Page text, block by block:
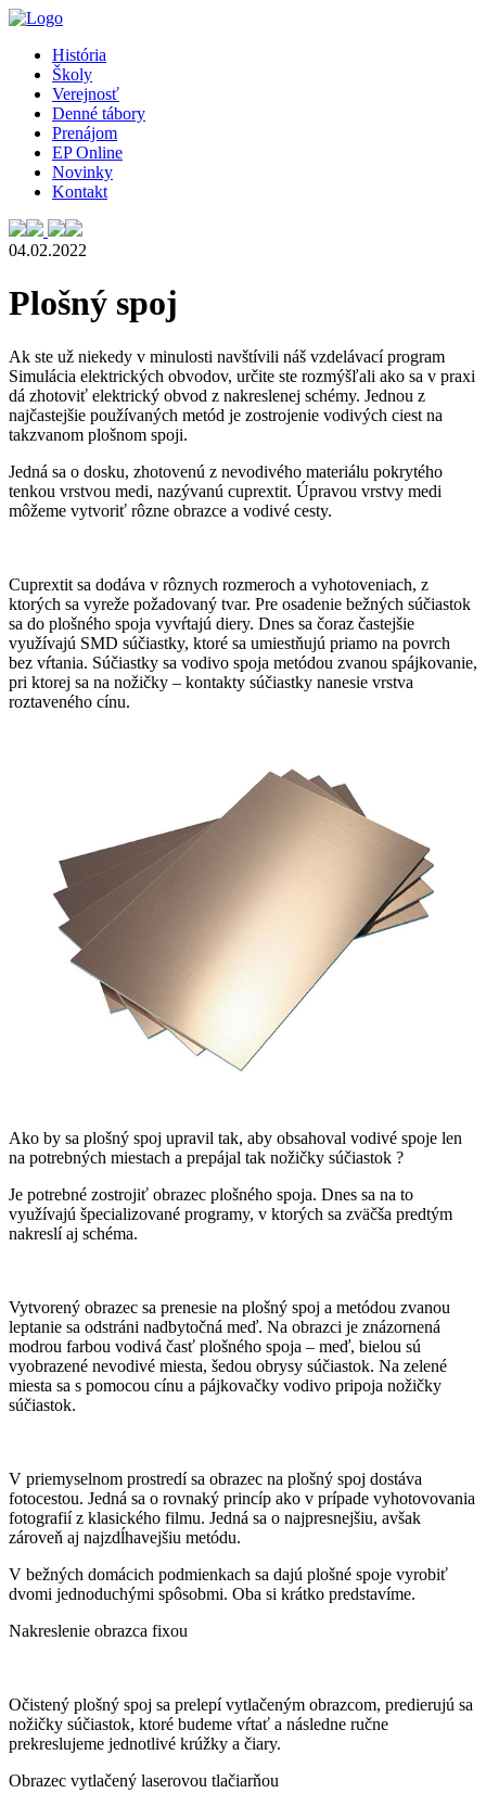
História
Školy
Verejnosť
Denné tábory
Prenájom
EP Online
Novinky
Kontakt
04.02.2022
Plošný spoj
Ak ste už niekedy v minulosti navštívili náš vzdelávací program
Simulácia elektrických obvodov, určite ste rozmýšľali ako sa v praxi
dá zhotoviť elektrický obvod z nakreslenej schémy. Jednou z
najčastejšie používaných metód je zostrojenie vodivých ciest na
takzvanom plošnom spoji.
Jedná sa o dosku, zhotovenú z nevodivého materiálu pokrytého
tenkou vrstvou medi, nazývanú cuprextit. Úpravou vrstvy medi
môžeme vytvoriť rôzne obrazce a vodivé cesty.
Cuprextit sa dodáva v rôznych rozmeroch a vyhotoveniach, z
ktorých sa vyreže požadovaný tvar. Pre osadenie bežných súčiastok
sa do plošného spoja vyvŕtajú diery. Dnes sa čoraz častejšie
využívajú SMD súčiastky, ktoré sa umiestňujú priamo na povrch
bez vŕtania. Súčiastky sa vodivo spoja metódou zvanou spájkovanie,
pri ktorej sa na nožičky – kontakty súčiastky nanesie vrstva
roztaveného cínu.
Ako by sa plošný spoj upravil tak, aby obsahoval vodivé spoje len
na potrebných miestach a prepájal tak nožičky súčiastok ?
Je potrebné zostrojiť obrazec plošného spoja. Dnes sa na to
využívajú špecializované programy, v ktorých sa zväčša predtým
nakreslí aj schéma.
Vytvorený obrazec sa prenesie na plošný spoj a metódou zvanou
leptanie sa odstráni nadbytočná meď. Na obrazci je znázornená
modrou farbou vodivá časť plošného spoja – meď, bielou sú
vyobrazené nevodivé miesta, šedou obrysy súčiastok. Na zelené
miesta sa s pomocou cínu a pájkovačky vodivo pripoja nožičky
súčiastok.
V priemyselnom prostredí sa obrazec na plošný spoj dostáva
fotocestou. Jedná sa o rovnaký princíp ako v prípade vyhotovovania
fotografií z klasického filmu. Jedná sa o najpresnejšiu, avšak
zároveň aj najzdĺhavejšiu metódu.
V bežných domácich podmienkach sa dajú plošné spoje vyrobiť
dvomi jednoduchými spôsobmi. Oba si krátko predstavíme.
Nakreslenie obrazca fixou
Očistený plošný spoj sa prelepí vytlačeným obrazcom, predierujú sa
nožičky súčiastok, ktoré budeme vŕtať a následne ručne
prekreslujeme jednotlivé krúžky a čiary.
Obrazec vytlačený laserovou tlačiarňou